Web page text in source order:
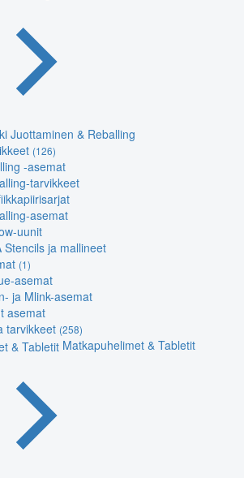
Juottaminen & Reballing
(126)
-asemat
tarvikkeet
asemat
uunit
Stencils ja mallineet
(1)
asemat
ja Mlink-asemat
asemat
tarvikkeet (258)
Matkapuhelimet & Tabletit